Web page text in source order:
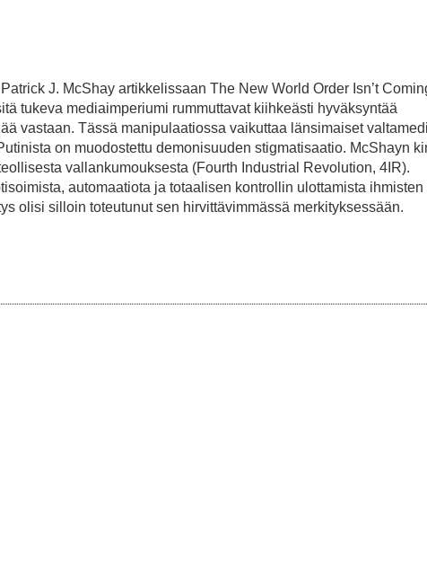
J. McShay artikkelissaan The New World Order Isn’t
tukeva mediaimperiumi rummuttavat kiihkeästi hyväksyntää
vastaan. Tässä manipulaatiossa vaikuttaa länsimaiset
on muodostettu demonisuuden stigmatisaatio. McShayn
vallankumouksesta (Fourth Industrial Revolution, 4IR).
automaatiota ja totaalisen kontrollin ulottamista ihmisten
olisi silloin toteutunut sen hirvittävimmässä merkityksessään.